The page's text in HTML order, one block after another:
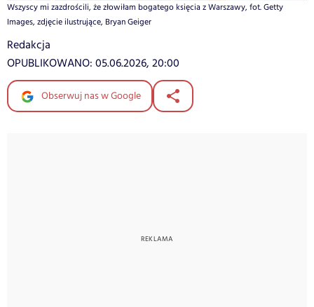
Wszyscy mi zazdrościli, że złowiłam bogatego księcia z Warszawy, fot. Getty
Images, zdjęcie ilustrujące, Bryan Geiger
Redakcja
OPUBLIKOWANO: 05.06.2026, 20:00
Obserwuj nas w Google